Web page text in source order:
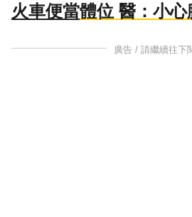
火車便當體位 醫：小
廣告 / 請繼續往下